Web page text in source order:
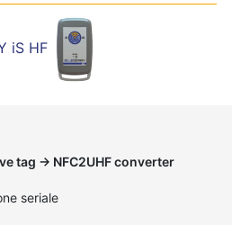
iS HF
tag -> NFC2UHF converter
seriale